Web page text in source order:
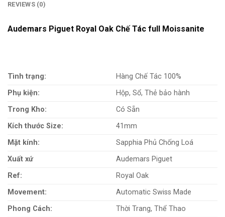
REVIEWS (0)
Audemars Piguet Royal Oak Chế Tác full Moissanite
Tình trạng:
Hàng Chế Tác 100%
Phụ kiện:
Hộp, Sổ, Thẻ bảo hành
Trong Kho:
Có Sẵn
Kích thước Size:
41mm
Mặt kính:
Sapphia Phủ Chống Loá
Xuất xứ
Audemars Piguet
Ref:
Royal Oak
Movement:
Automatic Swiss Made
Phong Cách:
Thời Trang, Thể Thao